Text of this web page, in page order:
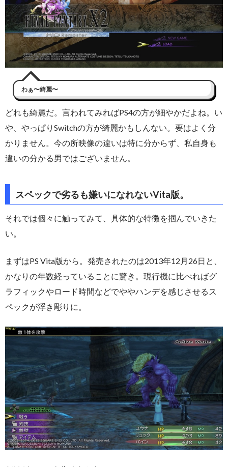
わぁ〜綺麗〜
どれも綺麗だ。言われてみればPS4の方が細やかだよね。い
や、やっぱりSwitchの方が綺麗かもしんない。要はよく分
かりません。今の所映像の違いは特に分からず、私自身も
違いの分かる男ではございません。
スペックで劣るも嫌いになれないVita版。
それでは個々に触ってみて、具体的な特徴を掴んでいきた
い。
まずはPS Vita版から。発売されたのは2013年12月26日と、
かなりの年数経っていることに驚き。現行機に比べればグ
ラフィックやロード時間などでややハンデを感じさせるス
ペックが浮き彫りに。